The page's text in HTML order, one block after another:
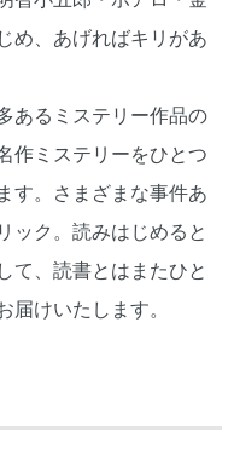
め、あげればキリがあ
あるミステリー作品の
作ミステリーをひとつ
す。さまざまな事件あ
ック。読みはじめると
て、読書とはまたひと
けいたします。